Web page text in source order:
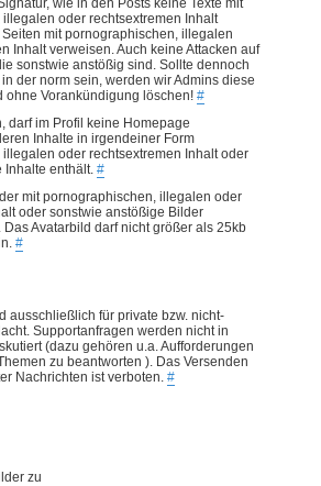
wie in den Posts keine Texte mit
oder rechtsextremen Inhalt
mit pornographischen, illegalen
Inhalt verweisen. Auch keine Attacken auf
sonstwie anstößig sind. Sollte dennoch
der norm sein, werden wir Admins diese
ohne Vorankündigung löschen! #
darf im Profil keine Homepage
Inhalte in irgendeiner Form
oder rechtsextremen Inhalt oder
Inhalte enthält. #
mit pornographischen, illegalen oder
oder sonstwie anstößige Bilder
Avatarbild darf nicht größer als 25kb
#
ausschließlich für private bzw. nicht-
Supportanfragen werden nicht in
(dazu gehören u.a. Aufforderungen
zu beantworten ). Das Versenden
Nachrichten ist verboten. #
zu